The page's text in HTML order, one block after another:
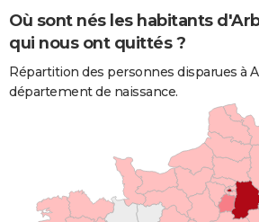
Où sont nés les habitants
qui nous ont quittés ?
Répartition des personnes disparues à
département de naissance.